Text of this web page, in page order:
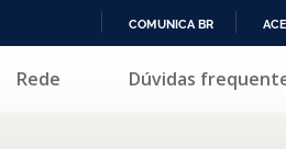
PARA
COMUNICA BR
Rede Dúvidas